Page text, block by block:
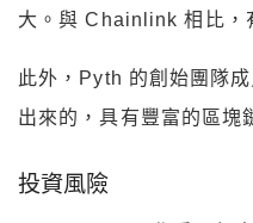
大。與 Chainlink 相比，
此外，Pyth 的創始團隊
出來的，具有豐富的區塊
投資風險